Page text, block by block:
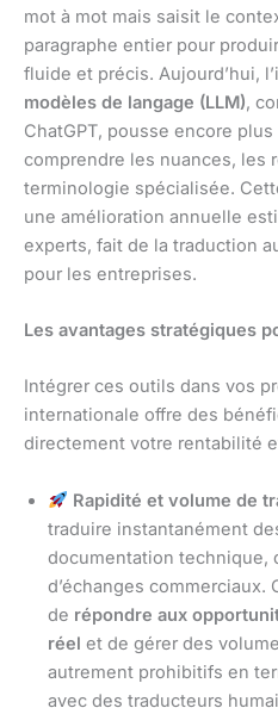
mot à mot mais saisit le
paragraphe entier pour
fluide et précis. Aujourd’hui,
modèles de langage (LLM),
ChatGPT, pousse encore
comprendre les nuances, les
terminologie spécialisée.
une amélioration annuelle
experts, fait de la traduction
pour les entreprises.
Les avantages stratégiques
Intégrer ces outils dans vos
internationale offre des
directement votre rentabilité
Rapidité et volume de
traduire instantanément
documentation technique,
d’échanges
de répondre aux
réel et de gérer des
autrement prohibitifs en
avec des traducteurs